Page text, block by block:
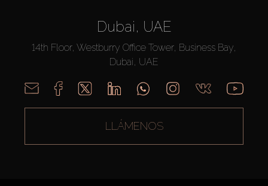
Dubai, UAE
14th Floor, Westburry Office Tower, Business Bay,
Dubai, UAE
LLÁMENOS